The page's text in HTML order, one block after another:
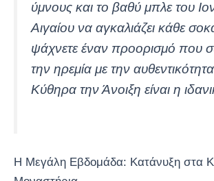
ύμνους και το βαθύ μπλε του
Αιγαίου να αγκαλιάζει κάθε
ψάχνετε έναν προορισμό που
την ηρεμία με την
Κύθηρα την Άνοιξη είναι η
Η Μεγάλη Εβδομάδα: Κατάνυξη στα